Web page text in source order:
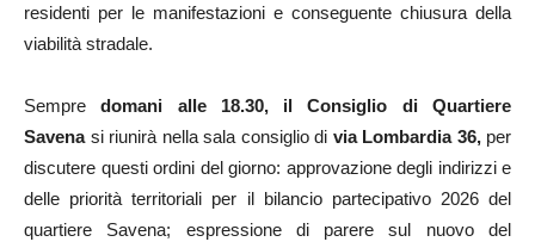
residenti per le manifestazioni e conseguente chiusura della
viabilità stradale.
Sempredomani alle 18.30, il Consiglio di Quartiere
Savenasi riunirà nella sala consiglio di via Lombardia 36,per
discutere questi ordini del giorno: approvazione degli indirizzi e
delle priorità territoriali per il bilancio partecipativo 2026 del
quartiere Savena; espressione di parere sul nuovo del